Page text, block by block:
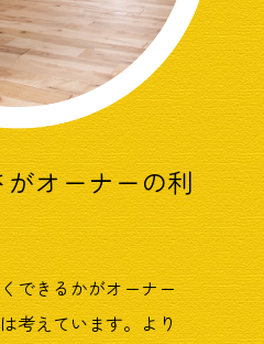
オーナーの利
できるかがオーナー
考えています。より